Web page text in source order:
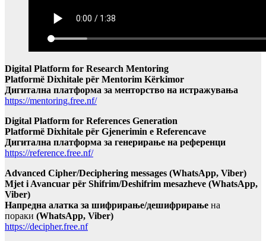
Digital Platform for Research Mentoring
Platformë Dixhitale për Mentorim Kërkimor
Дигитална платформа за менторство на истражувања
https://mentoring.free.nf/
Digital Platform for References Generation
Platformë Dixhitale për Gjenerimin e Referencave
Дигитална платформа за генерирање на референци
https://reference.free.nf/
Advanced Cipher/Deciphering messages (WhatsApp, Viber)
Mjet i Avancuar për Shifrim/Deshifrim mesazheve (WhatsApp,
Viber)
Напредна алатка за шифрирање/дешифрирање на
пораки (WhatsApp, Viber)
https://decipher.free.nf